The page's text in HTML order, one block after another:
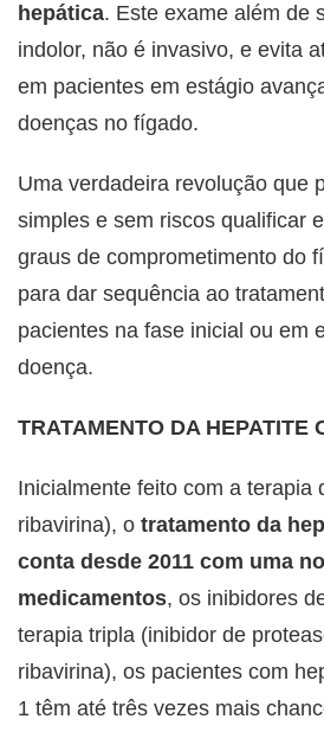
hepática. Este exame além de
indolor, não é invasivo, e evita
em pacientes em estágio
doenças no fígado.
Uma verdadeira revolução que
simples e sem riscos qualificar
graus de comprometimento do
para dar sequência ao
pacientes na fase inicial ou em
doença.
TRATAMENTO DA HEPATITE
Inicialmente feito com a terapia
ribavirina), o tratamento da
conta desde 2011 com uma
medicamentos, os inibidores
terapia tripla (inibidor de
ribavirina), os pacientes com
1 têm até três vezes mais